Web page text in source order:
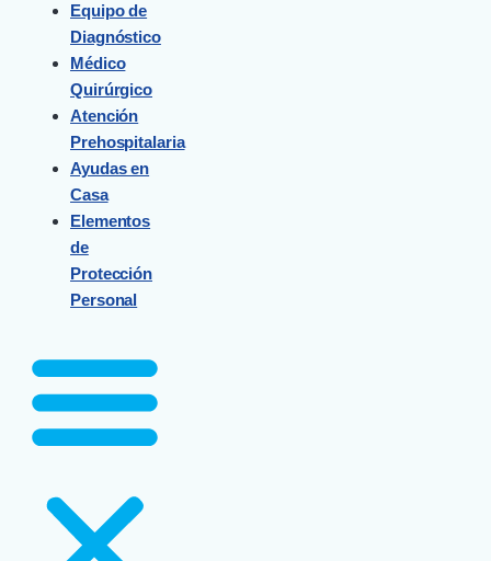
Equipo de
Diagnóstico
Médico
Quirúrgico
Atención
Prehospitalaria
Ayudas en
Casa
Elementos
de
Protección
Personal